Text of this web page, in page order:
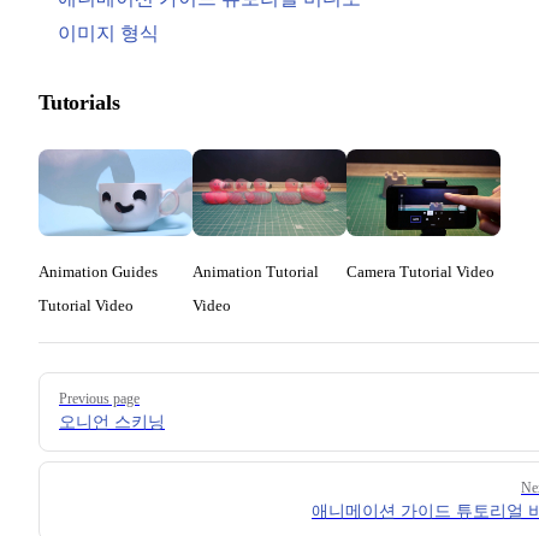
이미지 형식
Tutorials
Animation Guides
Tutorial Video
Animation Tutorial
Video
Camera Tutorial Video
Pager
Previous page
오니언 스키닝
애니메이션 가이드 튜토리얼